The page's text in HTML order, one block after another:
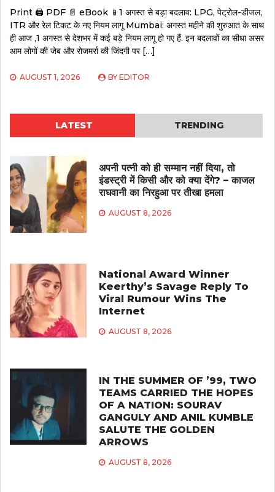
Print 🖨 PDF 📄 eBook 📱1 अगस्त से बड़ा बदलाव: LPG, पेट्रोल-डीजल,
ITR और रेल टिकट के नए नियम लागू Mumbai: अगस्त महीने की शुरुआत के साथ
ही आज ,1 अगस्त से देशभर में कई बड़े नियम लागू हो गए हैं. इन बदलावों का सीधा असर
आम लोगों की जेब और रोजमर्रा की जिंदगी पर […]
AUGUST 1, 2026 BY EDITOR
LATEST TRENDING
अपनी पत्नी को ही सम्मान नहीं दिया, तो
इंडस्ट्री में किसी और को क्या देंगे? – काजल
राघवानी का निरहुआ पर तीखा हमला
AUGUST 8, 2026
National Award Winner
Keerthy’s Savage Reply To
Viral Rumour Wins The
Internet
AUGUST 8, 2026
IN THE SUMMER OF ’99, TWO
TEAMS CARRIED THE HOPES
OF A NATION: SOURAV
GANGULY AND ANIL KUMBLE
SALUTE THE GOLDEN
ARROWS
AUGUST 8, 2026